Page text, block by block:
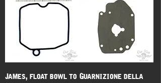
James, float bowl to Guarnizione della